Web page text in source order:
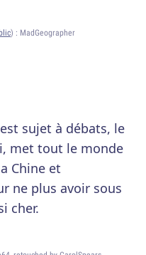
) : MadGeographer
sujet à débats, le
met tout le monde
Chine et
ne plus avoir sous
cher.